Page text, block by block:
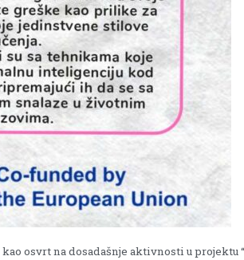
osvrt na dosadašnje aktivnosti u projektu